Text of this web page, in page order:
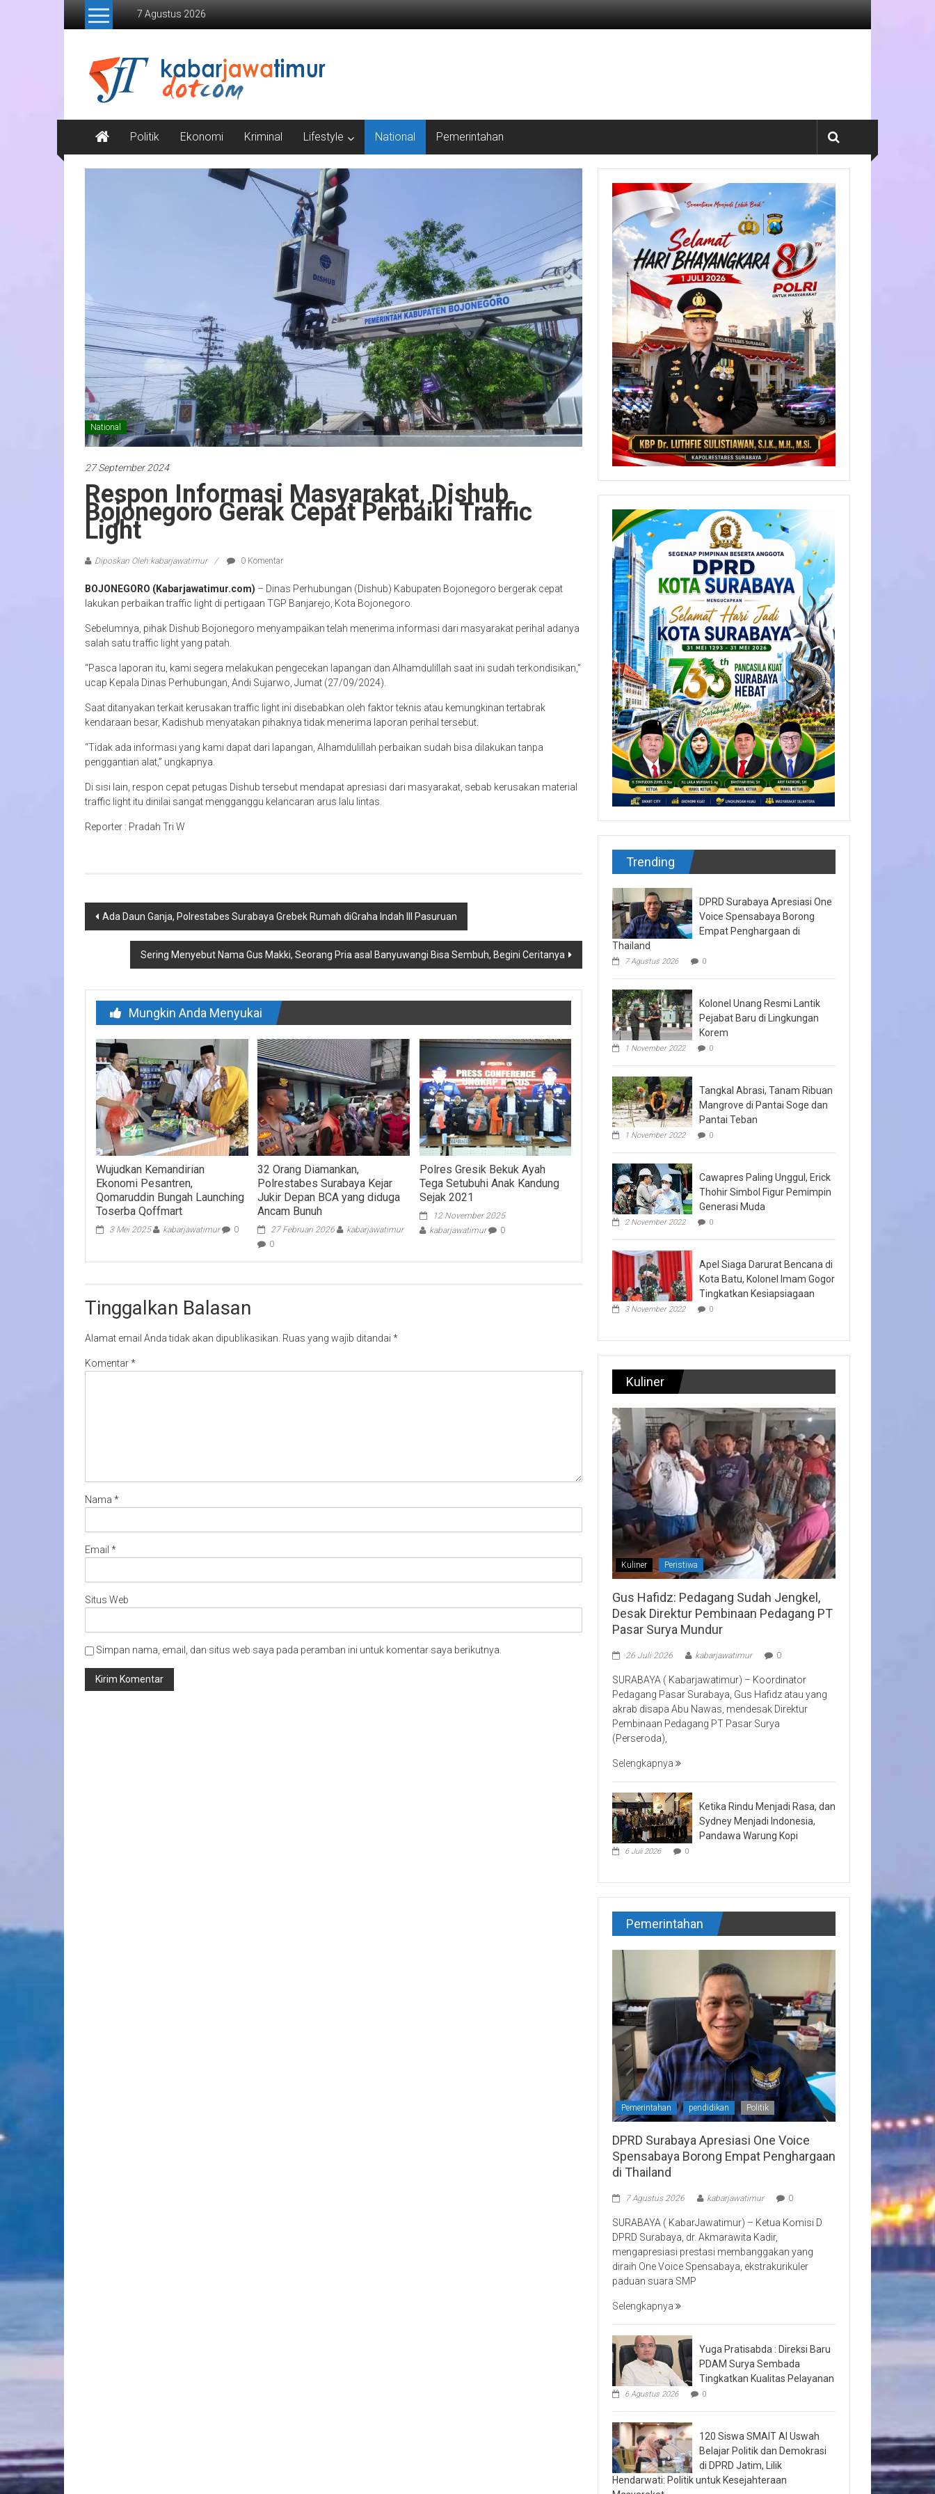
Lompat
7 Agustus 2026
Kabar
Jawa
Timur
Media
Online
Jawa
Politik Ekonomi Kriminal Lifestyle National Pemerintahan
National
27 September 2024
Respon Informasi Masyarakat, Dishub
Bojonegoro Gerak Cepat Perbaiki Traffic
Light
Diposkan Oleh:kabarjawatimur 0 Komentar
BOJONEGORO (Kabarjawatimur.com) – Dinas Perhubungan (Dishub) Kabupaten Bojonegoro bergerak cepat
lakukan perbaikan traffic light di pertigaan TGP Banjarejo, Kota Bojonegoro.
Sebelumnya, pihak Dishub Bojonegoro menyampaikan telah menerima informasi dari masyarakat perihal adanya
salah satu traffic light yang patah.
“Pasca laporan itu, kami segera melakukan pengecekan lapangan dan Alhamdulillah saat ini sudah terkondisikan,”
ucap Kepala Dinas Perhubungan, Andi Sujarwo, Jumat (27/09/2024).
Saat ditanyakan terkait kerusakan traffic light ini disebabkan oleh faktor teknis atau kemungkinan tertabrak
kendaraan besar, Kadishub menyatakan pihaknya tidak menerima laporan perihal tersebut.
“Tidak ada informasi yang kami dapat dari lapangan, Alhamdulillah perbaikan sudah bisa dilakukan tanpa
penggantian alat,” ungkapnya.
Di sisi lain, respon cepat petugas Dishub tersebut mendapat apresiasi dari masyarakat, sebab kerusakan material
traffic light itu dinilai sangat mengganggu kelancaran arus lalu lintas.
Reporter : Pradah Tri W
Navigasi
Ada Daun Ganja, Polrestabes Surabaya Grebek Rumah diGraha Indah III Pasuruan
Sering Menyebut Nama Gus Makki, Seorang Pria asal Banyuwangi Bisa Sembuh, Begini Ceritanya
Mungkin Anda Menyukai
Wujudkan Kemandirian
Ekonomi Pesantren,
Qomaruddin Bungah Launching
Toserba Qoffmart
3 Mei 2025 kabarjawatimur 0
32 Orang Diamankan,
Polrestabes Surabaya Kejar
Jukir Depan BCA yang diduga
Ancam Bunuh
27 Februari 2026
kabarjawatimur
0
Polres Gresik Bekuk Ayah
Tega Setubuhi Anak Kandung
Sejak 2021
12 November 2025
kabarjawatimur
0
Tinggalkan Balasan
Alamat email Anda tidak akan dipublikasikan. Ruas yang wajib ditandai *
Komentar*
Nama *
Email *
Situs Web
Simpan nama, email, dan situs web saya pada peramban ini untuk komentar saya berikutnya.
Trending
DPRD Surabaya Apresiasi One
Voice Spensabaya Borong
Empat Penghargaan di
Thailand
7 Agustus 2026 0
Kolonel Unang Resmi Lantik
Pejabat Baru di Lingkungan
Korem
1 November 2022 0
Tangkal Abrasi, Tanam Ribuan
Mangrove di Pantai Soge dan
Pantai Teban
1 November 2022 0
Cawapres Paling Unggul, Erick
Thohir Simbol Figur Pemimpin
Generasi Muda
2 November 2022 0
Apel Siaga Darurat Bencana di
Kota Batu, Kolonel Imam Gogor
Tingkatkan Kesiapsiagaan
3 November 2022 0
Kuliner
Kuliner Peristiwa
Gus Hafidz: Pedagang Sudah Jengkel,
Desak Direktur Pembinaan Pedagang PT
Pasar Surya Mundur
26 Juli 2026 kabarjawatimur 0
SURABAYA ( Kabarjawatimur) – Koordinator
Pedagang Pasar Surabaya, Gus Hafidz atau yang
akrab disapa Abu Nawas, mendesak Direktur
Pembinaan Pedagang PT Pasar Surya
(Perseroda),
Selengkapnya
Ketika Rindu Menjadi Rasa, dan
Sydney Menjadi Indonesia,
Pandawa Warung Kopi
6 Juli 2026 0
Pemerintahan
Pemerintahan pendidikan Politik
DPRD Surabaya Apresiasi One Voice
Spensabaya Borong Empat Penghargaan
di Thailand
7 Agustus 2026 kabarjawatimur 0
SURABAYA ( KabarJawatimur) – Ketua Komisi D
DPRD Surabaya, dr. Akmarawita Kadir,
mengapresiasi prestasi membanggakan yang
diraih One Voice Spensabaya, ekstrakurikuler
paduan suara SMP
Selengkapnya
Yuga Pratisabda : Direksi Baru
PDAM Surya Sembada
Tingkatkan Kualitas Pelayanan
6 Agustus 2026 0
120 Siswa SMAIT Al Uswah
Belajar Politik dan Demokrasi
di DPRD Jatim, Lilik
Hendarwati: Politik untuk Kesejahteraan